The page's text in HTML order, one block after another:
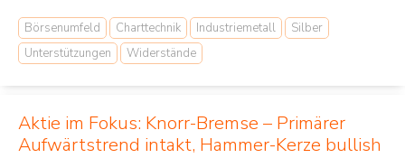
Börsenumfeld Charttechnik Industriemetall
Silber
Unterstützungen
Widerstände
Aktie im Fokus: Knorr-Bremse – Primärer
Aufwärtstrend intakt, Hammer-Kerze bullish